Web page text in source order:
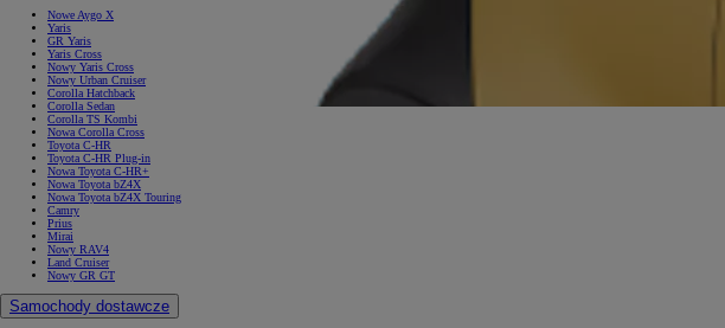
Nowe Aygo X
Yaris
GR Yaris
Yaris Cross
Nowy Yaris Cross
Nowy Urban Cruiser
Corolla Hatchback
Corolla Sedan
Corolla TS Kombi
Nowa Corolla Cross
Toyota C-HR
Toyota C-HR Plug-in
Nowa Toyota C-HR+
Nowa Toyota bZ4X
Nowa Toyota bZ4X Touring
Camry
Prius
Mirai
Nowy RAV4
Land Cruiser
Nowy GR GT
Samochody dostawcze